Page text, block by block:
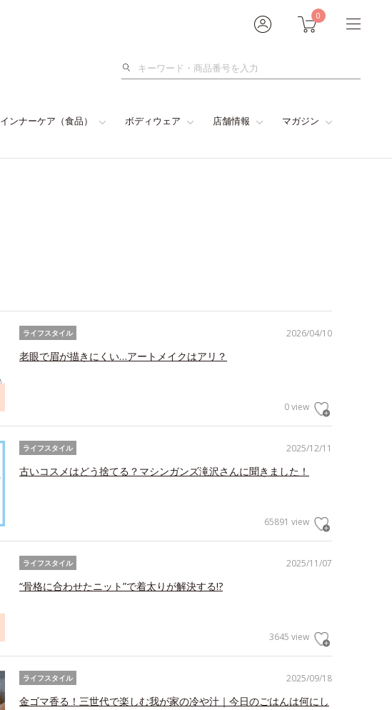
0
検
インナーケア（食品） ボディウェア 店舗情報 マガジン
2026/04/10
ライフスタイル
老眼で眉が描きにくい…アートメイクはアリ？
0 view
2025/12/11
ライフスタイル
古いコスメはどう捨てる？マシンガンズ滝沢さんに聞きました！
65891 view
2025/11/07
ライフスタイル
“骨格に合わせたニット”で着太りが解決する!?
3645 view
2025/09/18
ライフスタイル
金ゴマ香る！三世代で楽しむ我が家の冷や汁｜今日のごはんは何にし